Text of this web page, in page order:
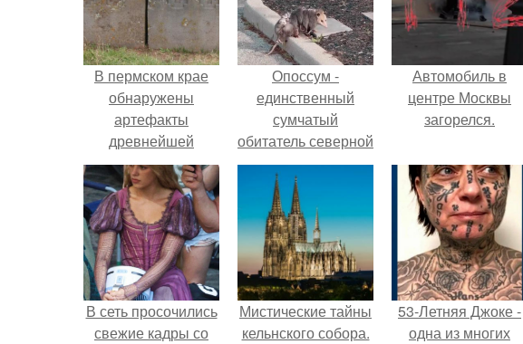
В пермском крае
обнаружены
артефакты
древнейшей
цивилизации.
Опоссум -
единственный
сумчатый
обитатель северной
америки.
Автомобиль в
центре Москвы
загорелся.
В сеть просочились
свежие кадры со
Мистические тайны
кельнского собора.
53-Летняя Джоке -
одна из многих